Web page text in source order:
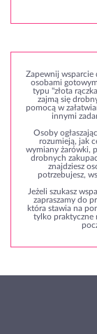
Zapewnij wsparcie
osobami
typu "złota
zajmą się
pomocą w
innymi
Osoby
rozumieją, jak
wymiany żarówki,
drobnych
znajdziesz
potrzebujesz,
Jeżeli szukasz
zapraszamy do
która stawia na
tylko praktyczne